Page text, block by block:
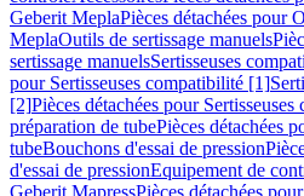
Geberit MeplaPièces détachées pour
MeplaOutils de sertissage manuels
sertissage manuelsSertisseuses
pour Sertisseuses compatibilité [1]
[2]Pièces détachées pour
préparation de tubePièces détachées
tubeBouchons d'essai de pression
d'essai de pressionEquipement de
Geberit MapressPièces détachées